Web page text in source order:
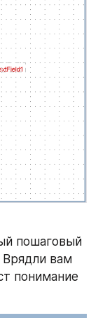
пошаговый
Врядли вам
понимание